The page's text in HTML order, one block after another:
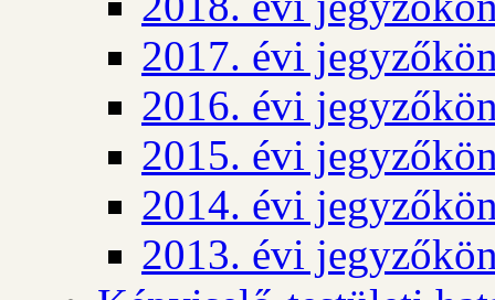
2017. évi
2016. évi
2015. évi
2014. évi
2013. évi